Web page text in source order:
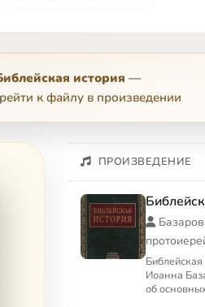
история —
к файлу в произведении
ПРОИЗВЕДЕНИЕ
Иоанна
об